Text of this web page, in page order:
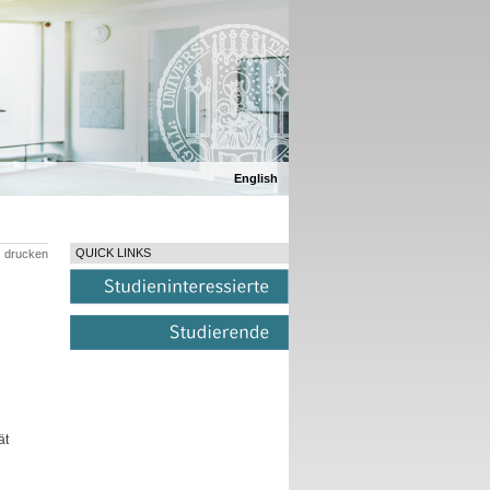
English
drucken QUICK LINKS